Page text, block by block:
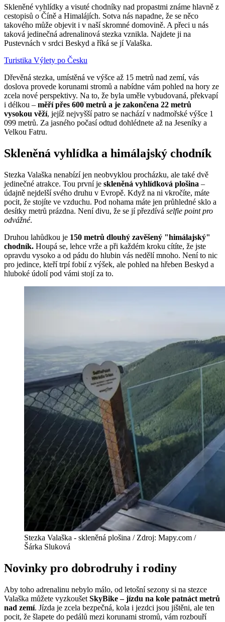
Skleněné vyhlídky a visuté chodníky nad propastmi známe hlavně z
cestopisů o Číně a Himalájích. Sotva nás napadne, že se něco
takového může objevit i v naší skromné domovině. A přeci u nás
taková jedinečná adrenalinová stezka vznikla. Najdete ji na
Pustevnách v srdci Beskyd a říká se jí Valaška.
Turistika Výlety po Česku
Dřevěná stezka, umístěná ve výšce až 15 metrů nad zemí, vás
doslova provede korunami stromů a nabídne vám pohled na hory ze
zcela nové perspektivy. Na to, že byla uměle vybudovaná, překvapí
i délkou – měří přes 600 metrů a je zakončena 22 metrů
vysokou věží, jejíž nejvyšší patro se nachází v nadmořské výšce 1
099 metrů. Za jasného počasí odtud dohlédnete až na Jeseníky a
Velkou Fatru.
Skleněná vyhlídka a himálajský chodník
Stezka Valaška nenabízí jen neobvyklou procházku, ale také dvě
jedinečné atrakce. Tou první je skleněná vyhlídková plošina –
údajně nejdelší svého druhu v Evropě. Když na ni vkročíte, máte
pocit, že stojíte ve vzduchu. Pod nohama máte jen průhledné sklo a
desítky metrů prázdna. Není divu, že se jí přezdívá selfie point pro
odvážné.
Druhou lahůdkou je 150 metrů dlouhý zavěšený "himálajský"
chodník. Houpá se, lehce vrže a při každém kroku cítíte, že jste
opravdu vysoko a od pádu do hlubin vás nedělí mnoho. Není to nic
pro jedince, kteří trpí fobií z výšek, ale pohled na hřeben Beskyd a
hluboké údolí pod vámi stojí za to.
Stezka Valaška - skleněná plošina / Zdroj: Mapy.com /
Šárka Sluková
Novinky pro dobrodruhy i rodiny
Aby toho adrenalinu nebylo málo, od letošní sezony si na stezce
Valaška můžete vyzkoušet SkyBike – jízdu na kole patnáct metrů
nad zemí. Jízda je zcela bezpečná, kola i jezdci jsou jištěni, ale ten
pocit, že šlapete do pedálů mezi korunami stromů, vám rozbouří